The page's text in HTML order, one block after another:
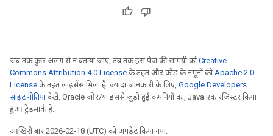
जब तक कुछ अलग से न बताया जाए, तब तक इस पेज की सामग्री कोCreative
Commons Attribution 4.0 License के तहत और कोड के नमूनों कोApache 2.0
License के तहत लाइसेंस मिला है. ज़्यादा जानकारी के लिए, Google Developers
साइट नीतियांदेखें. Oracle और/या इससे जुड़ी हुई कंपनियों का, Java एक रजिस्टर किया
हुआ ट्रेडमार्क है.
आखिरी बार 2026-02-18 (UTC) को अपडेट किया गया.